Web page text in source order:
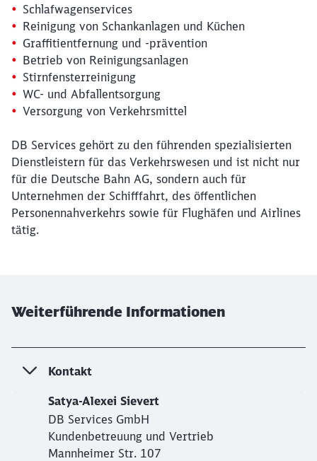
Schlafwagenservices
Reinigung von Schankanlagen und Küchen
Graffitientfernung und -prävention
Betrieb von Reinigungsanlagen
Stirnfensterreinigung
WC- und Abfallentsorgung
Versorgung von Verkehrsmittel
DB Services gehört zu den führenden spezialisierten
Dienstleistern für das Verkehrswesen und ist nicht nur
für die Deutsche Bahn AG, sondern auch für
Unternehmen der Schifffahrt, des öffentlichen
Personennahverkehrs sowie für Flughäfen und Airlines
tätig.
Weiterführende Informationen
Kontakt
Satya-Alexei Sievert
DB Services GmbH
Kundenbetreuung und Vertrieb
Mannheimer Str. 107
Schließen
Möchten Sie zuweitergeleitet
werden?
Abbrechen Weiter